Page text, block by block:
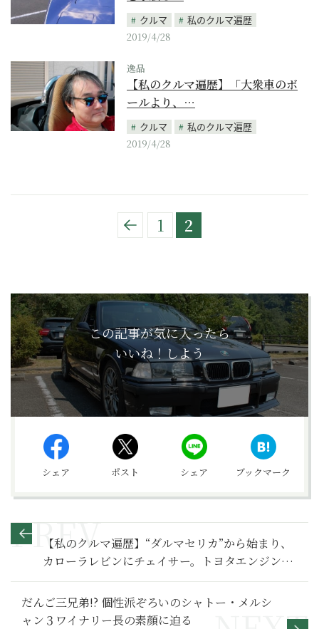
クルマ
私のクルマ遍歴
2019/4/28
逸品
【私のクルマ遍歴】「大衆車のボ
ールより、…
クルマ
私のクルマ遍歴
2019/4/28
1 2
この記事が気に入ったら
いいね！しよう
シェア ポスト シェア ブックマーク
【私のクルマ遍歴】“ダルマセリカ”から始まり、
カローラレビンにチェイサー。トヨタエンジンの
気持ちよさにこだわった青年期（前編）
だんご三兄弟!? 個性派ぞろいのシャトー・メルシ
ャン３ワイナリー長の素顔に迫る